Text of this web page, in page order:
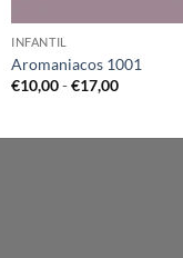
INFANTIL
Aromaniacos 1001
€10,00-€17,00Rango